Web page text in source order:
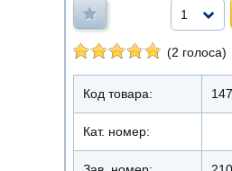
1
(2 голоса)
Код товара:
Кат. номер: